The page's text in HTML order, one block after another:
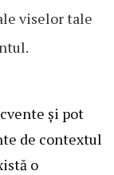
viselor tale
și pot
de contextul
o